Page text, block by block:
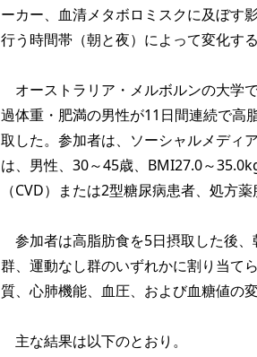
ーカー、血清メタボロミスクに及ぼす
行う時間帯（朝と夜）によって変化す
オーストラリア・メルボルンの大学
過体重・肥満の男性が11日間連続で高
取した。参加者は、ソーシャルメディ
は、男性、30～45歳、BMI27.0～
（CVD）または2型糖尿病患者、処方
参加者は高脂肪食を5日摂取した後
群、運動なし群のいずれかに割り当て
質、心肺機能、血圧、および血糖値の
主な結果は以下のとおり。